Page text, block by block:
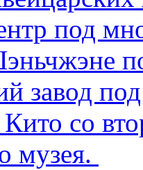
под
завод
Кито со
музея.